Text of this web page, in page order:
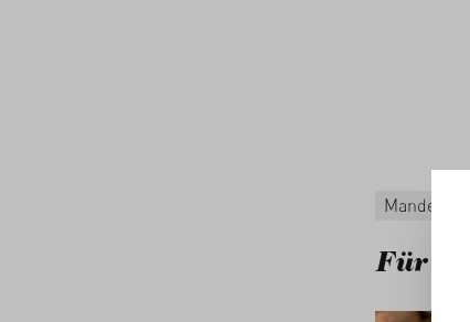
Mandeln
Für